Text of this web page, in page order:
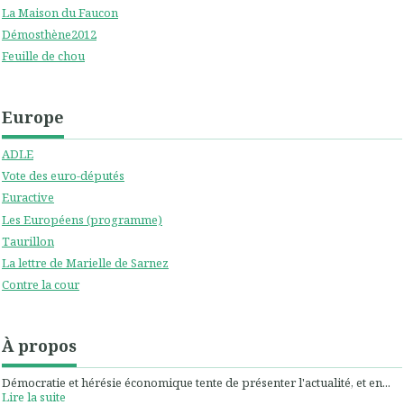
La Maison du Faucon
Démosthène2012
Feuille de chou
Europe
ADLE
Vote des euro-députés
Euractive
Les Européens (programme)
Taurillon
La lettre de Marielle de Sarnez
Contre la cour
À propos
Démocratie et hérésie économique tente de présenter l'actualité, et en...
Lire la suite